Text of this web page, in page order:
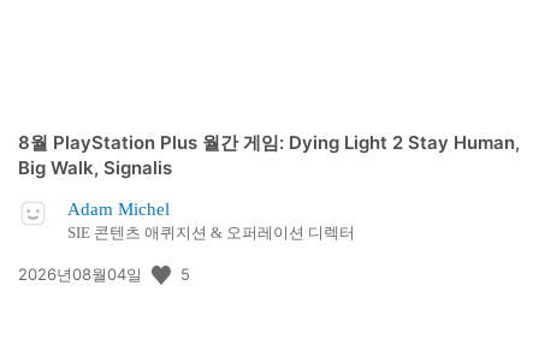
8월 PlayStation Plus 월간 게임: Dying Light 2 Stay Human,
Big Walk, Signalis
Adam Michel
SIE 콘텐츠 애퀴지션 & 오퍼레이션 디렉터
공
2026년08월04일 5